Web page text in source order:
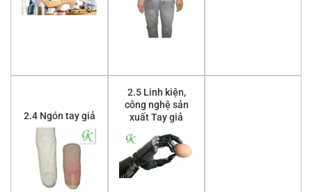
2.4 Ngón tay giả
2.5 Linh kiện,
công nghệ sản
xuất Tay giả